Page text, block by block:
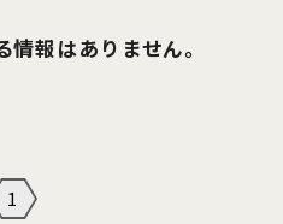
報はありません。
1